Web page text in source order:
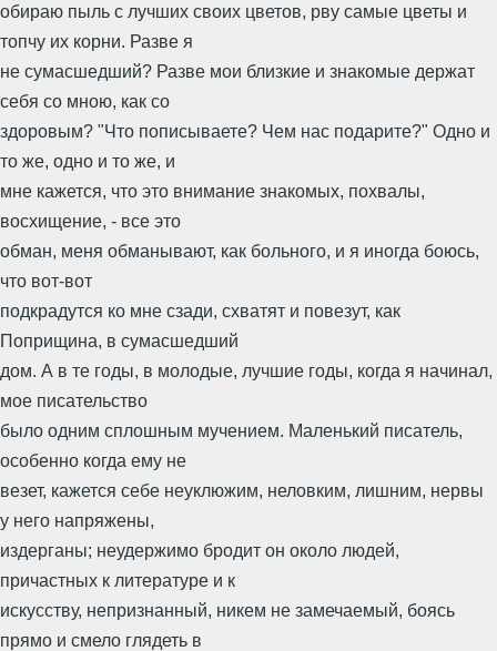
обираю пыль с лучших своих цветов, рву самые цветы и
топчу их корни. Разве я
не сумасшедший? Разве мои близкие и знакомые держат
себя со мною, как со
здоровым? "Что пописываете? Чем нас подарите?" Одно и
то же, одно и то же, и
мне кажется, что это внимание знакомых, похвалы,
восхищение, - все это
обман, меня обманывают, как больного, и я иногда боюсь,
что вот-вот
подкрадутся ко мне сзади, схватят и повезут, как
Поприщина, в сумасшедший
дом. А в те годы, в молодые, лучшие годы, когда я начинал,
мое писательство
было одним сплошным мучением. Маленький писатель,
особенно когда ему не
везет, кажется себе неуклюжим, неловким, лишним, нервы
у него напряжены,
издерганы; неудержимо бродит он около людей,
причастных к литературе и к
искусству, непризнанный, никем не замечаемый, боясь
прямо и смело глядеть в